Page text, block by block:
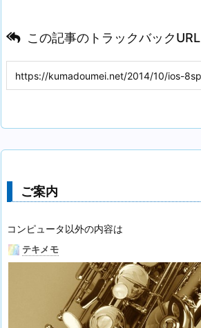
この記事のトラックバックURL
ご案内
コンピュータ以外の内容は